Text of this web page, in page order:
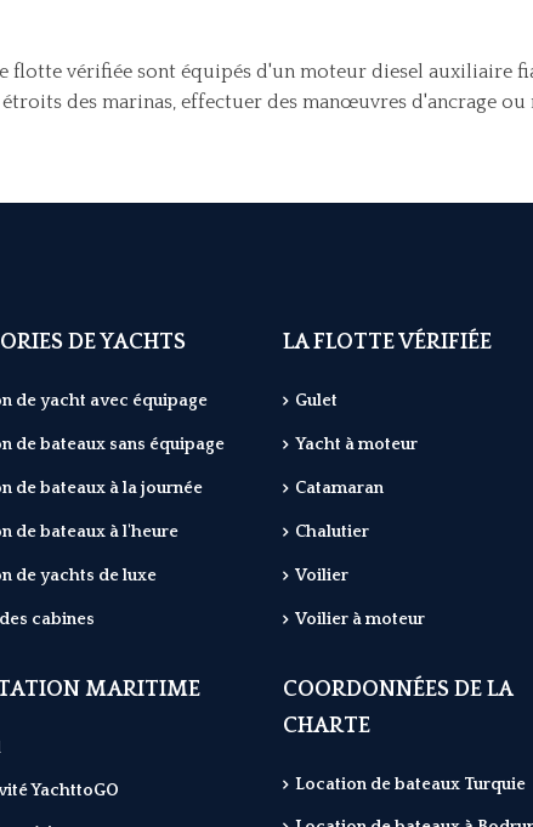
flotte vérifiée sont équipés d'un moteur diesel auxiliaire
des marinas, effectuer des manœuvres d'ancrage
DE YACHTS
de yacht avec équipage
de bateaux sans équipage
de bateaux à la journée
de bateaux à l'heure
de yachts de luxe
cabines
MARITIME
YachttoGO
LA FLOTTE VÉRIFIÉE
Gulet
Yacht à moteur
Catamaran
Chalutier
Voilier
Voilier à moteur
COORDONNÉES DE LA
CHARTE
Location de bateaux Turquie